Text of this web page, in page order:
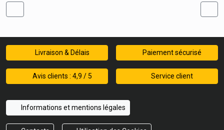
Livraison & Délais Paiement sécurisé
Avis clients : 4,9 / 5 Service client
Informations et mentions légales